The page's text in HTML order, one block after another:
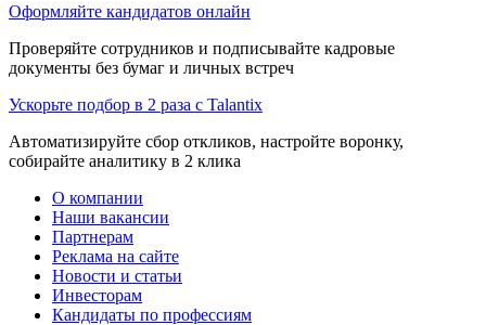
Оформляйте кандидатов онлайн
Проверяйте сотрудников и подписывайте кадровые
документы без бумаг и личных встреч
Ускорьте подбор в 2 раза с Talantix
Автоматизируйте сбор откликов, настройте воронку,
собирайте аналитику в 2 клика
О компании
Наши вакансии
Партнерам
Реклама на сайте
Новости и статьи
Инвесторам
Кандидаты по профессиям